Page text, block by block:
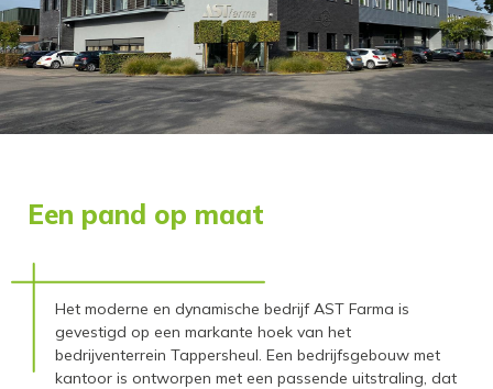
Een pand op maat
Het moderne en dynamische bedrijf AST Farma is
gevestigd op een markante hoek van het
bedrijventerrein Tappersheul. Een bedrijfsgebouw met
kantoor is ontworpen met een passende uitstraling, dat